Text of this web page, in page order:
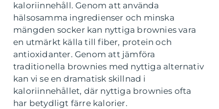
kaloriinnehåll. Genom att använda
hälsosamma ingredienser och minska
mängden socker kan nyttiga brownies vara
en utmärkt källa till fiber, protein och
antioxidanter. Genom att jämföra
traditionella brownies med nyttiga alternativ
kan vi se en dramatisk skillnad i
kaloriinnehållet, där nyttiga brownies ofta
har betydligt färre kalorier.